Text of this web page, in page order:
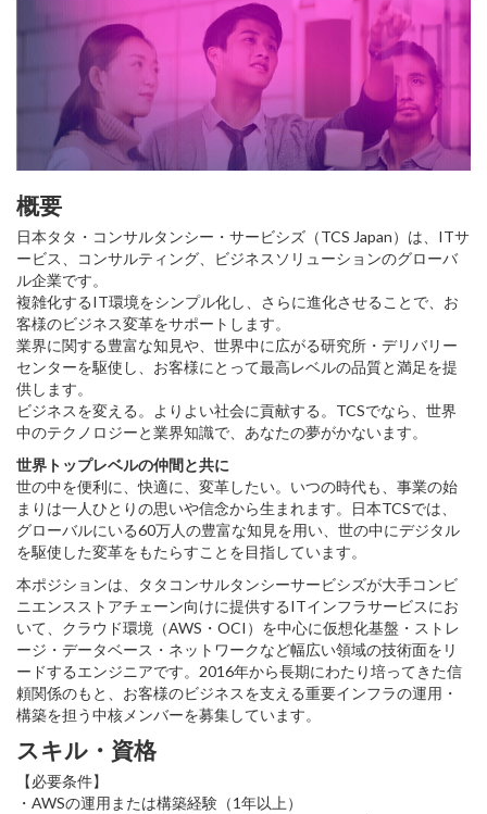
概要
日本タタ・コンサルタンシー・サービシズ（TCS Japan）は、ITサ
ービス、コンサルティング、ビジネスソリューションのグローバ
ル企業です。
複雑化するIT環境をシンプル化し、さらに進化させることで、お
客様のビジネス変革をサポートします。
業界に関する豊富な知見や、世界中に広がる研究所・デリバリー
センターを駆使し、お客様にとって最高レベルの品質と満足を提
供します。
ビジネスを変える。よりよい社会に貢献する。TCSでなら、世界
中のテクノロジーと業界知識で、あなたの夢がかないます。
世界トップレベルの仲間と共に
世の中を便利に、快適に、変革したい。いつの時代も、事業の始
まりは一人ひとりの思いや信念から生まれます。日本TCSでは、
グローバルにいる60万人の豊富な知見を用い、世の中にデジタル
を駆使した変革をもたらすことを目指しています。
本ポジションは、タタコンサルタンシーサービシズが大手コンビ
ニエンスストアチェーン向けに提供するITインフラサービスにお
いて、クラウド環境（AWS・OCI）を中心に仮想化基盤・ストレ
ージ・データベース・ネットワークなど幅広い領域の技術面をリ
ードするエンジニアです。2016年から長期にわたり培ってきた信
頼関係のもと、お客様のビジネスを支える重要インフラの運用・
構築を担う中核メンバーを募集しています。
スキル・資格
【必要条件】
・AWSの運用または構築経験（1年以上）